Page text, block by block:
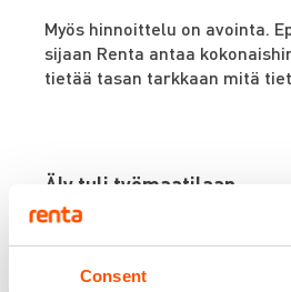
Consent
Myös hinnoittelu on avointa.
sijaan Renta antaa
tietää tasan tarkkaan mitä
Äly tuli työmaatilaan
Siisti, raikas ja fiksusti
työmaatilat varustetaan
sekä langattomalla